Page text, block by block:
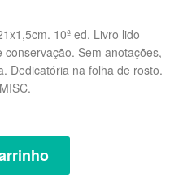
10ª ed. Livro lido
Sem anotações,
Dedicatória na folha de rosto.